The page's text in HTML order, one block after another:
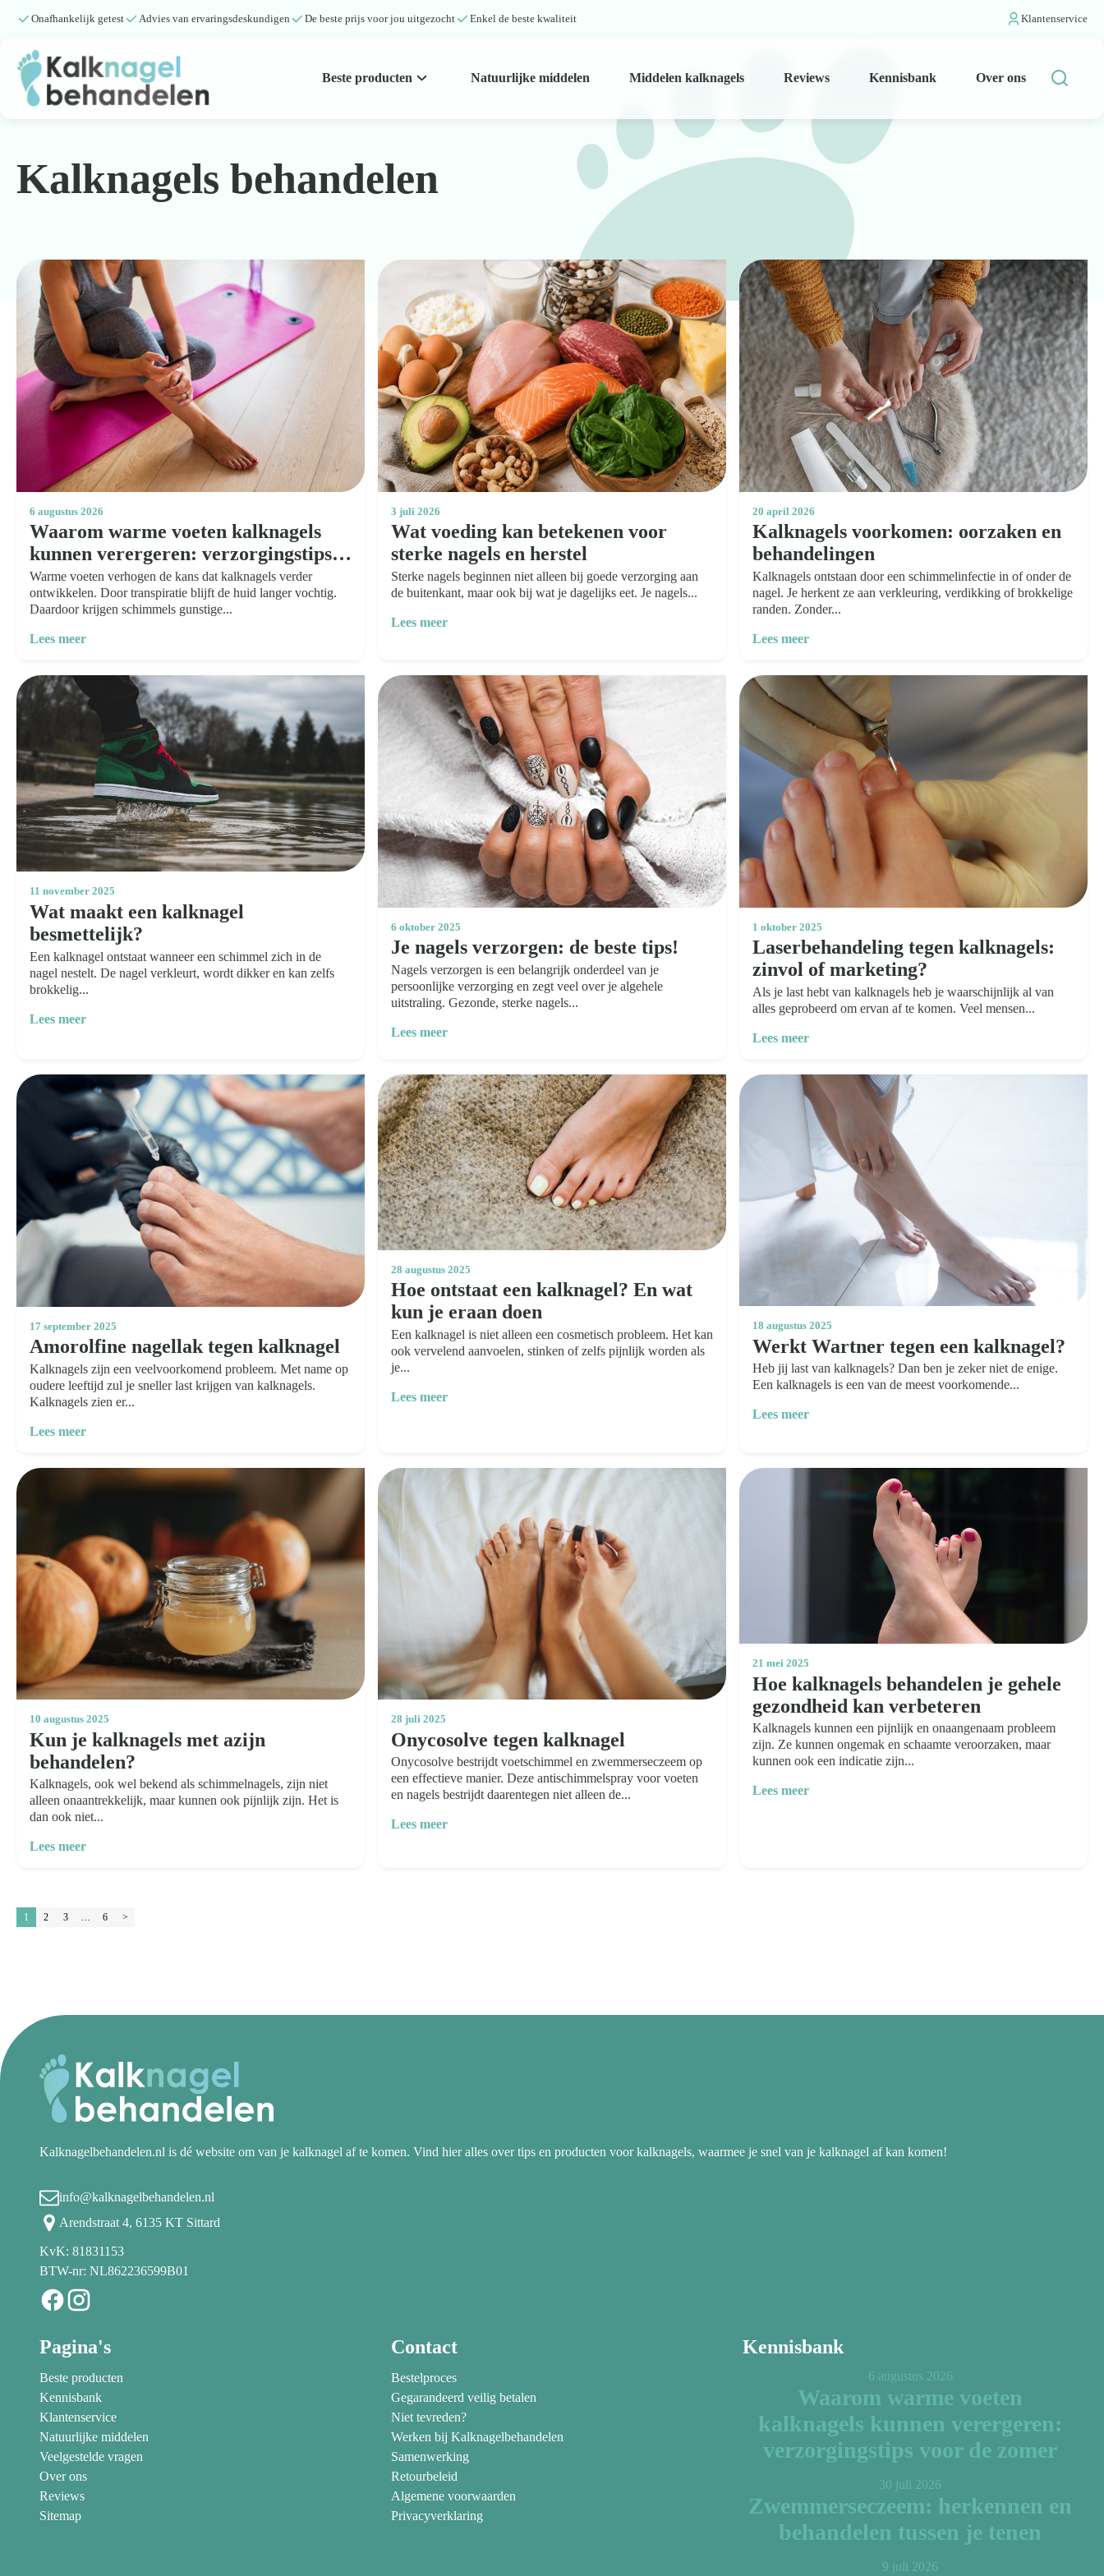
Onafhankelijk getest Advies van ervaringsdeskundigen De beste prijs voor jou uitgezocht Enkel de beste kwaliteit Klantenservice
Beste producten Natuurlijke middelen Middelen kalknagels Reviews Kennisbank Over ons
Zoeken
Beste producten Submenu
Middelen kalknagels
Reviews
Kennisbank
Over ons
Kom van je kalknagels af
Kalknagels behandelen
6 augustus 2026
Waarom warme voeten kalknagels
kunnen verergeren: verzorgingstips
voor de zomer
Warme voeten verhogen de kans dat kalknagels verder
ontwikkelen. Door transpiratie blijft de huid langer vochtig.
Daardoor krijgen schimmels gunstige...
Lees meer
3 juli 2026
Wat voeding kan betekenen voor
sterke nagels en herstel
Sterke nagels beginnen niet alleen bij goede verzorging aan
de buitenkant, maar ook bij wat je dagelijks eet. Je nagels...
Lees meer
20 april 2026
Kalknagels voorkomen: oorzaken en
behandelingen
Kalknagels ontstaan door een schimmelinfectie in of onder de
nagel. Je herkent ze aan verkleuring, verdikking of brokkelige
randen. Zonder...
Lees meer
11 november 2025
Wat maakt een kalknagel
besmettelijk?
Een kalknagel ontstaat wanneer een schimmel zich in de
nagel nestelt. De nagel verkleurt, wordt dikker en kan zelfs
brokkelig...
Lees meer
6 oktober 2025
Je nagels verzorgen: de beste tips!
Nagels verzorgen is een belangrijk onderdeel van je
persoonlijke verzorging en zegt veel over je algehele
uitstraling. Gezonde, sterke nagels...
Lees meer
1 oktober 2025
Laserbehandeling tegen kalknagels:
zinvol of marketing?
Als je last hebt van kalknagels heb je waarschijnlijk al van
alles geprobeerd om ervan af te komen. Veel mensen...
Lees meer
17 september 2025
Amorolfine nagellak tegen kalknagel
Kalknagels zijn een veelvoorkomend probleem. Met name op
oudere leeftijd zul je sneller last krijgen van kalknagels.
Kalknagels zien er...
Lees meer
28 augustus 2025
Hoe ontstaat een kalknagel? En wat
kun je eraan doen
Een kalknagel is niet alleen een cosmetisch probleem. Het kan
ook vervelend aanvoelen, stinken of zelfs pijnlijk worden als
je...
Lees meer
18 augustus 2025
Werkt Wartner tegen een kalknagel?
Heb jij last van kalknagels? Dan ben je zeker niet de enige.
Een kalknagels is een van de meest voorkomende...
Lees meer
10 augustus 2025
Kun je kalknagels met azijn
behandelen?
Kalknagels, ook wel bekend als schimmelnagels, zijn niet
alleen onaantrekkelijk, maar kunnen ook pijnlijk zijn. Het is
dan ook niet...
Lees meer
28 juli 2025
Onycosolve tegen kalknagel
Onycosolve bestrijdt voetschimmel en zwemmerseczeem op
een effectieve manier. Deze antischimmelspray voor voeten
en nagels bestrijdt daarentegen niet alleen de...
Lees meer
21 mei 2025
Hoe kalknagels behandelen je gehele
gezondheid kan verbeteren
Kalknagels kunnen een pijnlijk en onaangenaam probleem
zijn. Ze kunnen ongemak en schaamte veroorzaken, maar
kunnen ook een indicatie zijn...
Lees meer
1 2 3 … 6 >
Kalknagelbehandelen.nl is dé website om van je kalknagel af te komen. Vind hier alles over tips en producten voor kalknagels, waarmee je snel van je kalknagel af kan komen!
info@kalknagelbehandelen.nl
Arendstraat 4, 6135 KT Sittard
KvK: 81831153
BTW-nr: NL862236599B01
Pagina's
Beste producten
Kennisbank
Klantenservice
Natuurlijke middelen
Veelgestelde vragen
Over ons
Reviews
Sitemap
Contact
Bestelproces
Gegarandeerd veilig betalen
Niet tevreden?
Werken bij Kalknagelbehandelen
Samenwerking
Retourbeleid
Algemene voorwaarden
Privacyverklaring
Kennisbank
6 augustus 2026
Waarom warme voeten
kalknagels kunnen verergeren:
verzorgingstips voor de zomer
30 juli 2026
Zwemmerseczeem: herkennen en
behandelen tussen je tenen
9 juli 2026